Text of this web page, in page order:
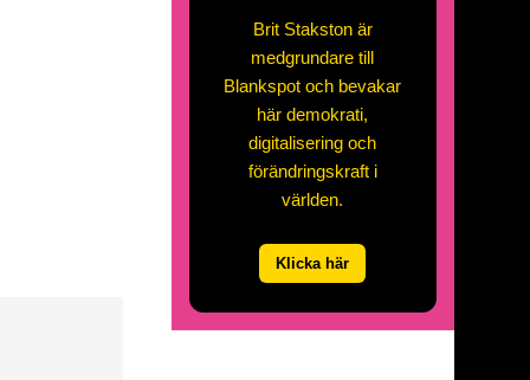
Brit Stakston är
medgrundare till
Blankspot och bevakar
här demokrati,
digitalisering och
förändringskraft i
världen.
Klicka här